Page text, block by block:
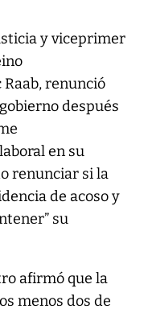
y viceprimer
renunció
después
en su
renunciar si la
de acoso y
su
afirmó que la
menos dos de